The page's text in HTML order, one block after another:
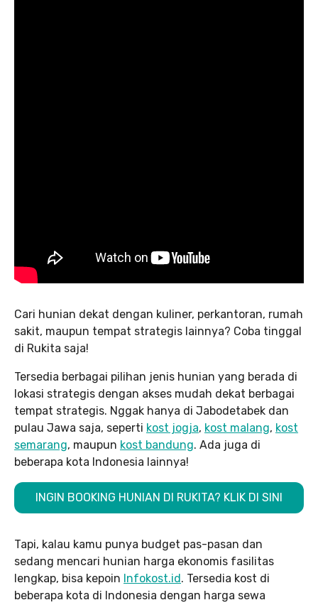
Cari hunian dekat dengan kuliner, perkantoran, rumah
sakit, maupun tempat strategis lainnya? Coba tinggal
di Rukita saja!
Tersedia berbagai pilihan jenis hunian yang berada di
lokasi strategis dengan akses mudah dekat berbagai
tempat strategis. Nggak hanya di Jabodetabek dan
pulau Jawa saja, seperti kost jogja, kost malang, kost
semarang, maupun kost bandung. Ada juga di
beberapa kota Indonesia lainnya!
INGIN BOOKING HUNIAN DI RUKITA? KLIK DI SINI
Tapi, kalau kamu punya budget pas-pasan dan
sedang mencari hunian harga ekonomis fasilitas
lengkap, bisa kepoin Infokost.id. Tersedia kost di
beberapa kota di Indonesia dengan harga sewa